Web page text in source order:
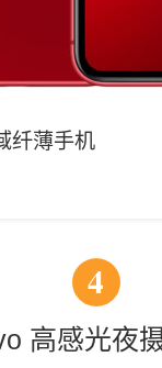
纤薄手机
4
高感光夜